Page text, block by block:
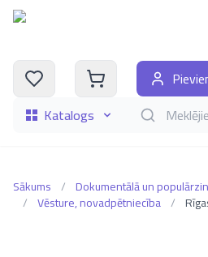
Katalogs Meklēt
Sākums / Dokumentālā un
/ Vēsture, novadpētniecība /